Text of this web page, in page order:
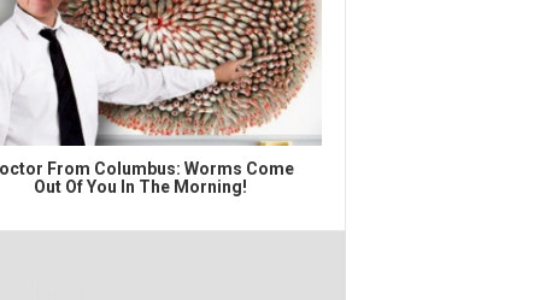
From Columbus: Worms Come
Out Of You In The Morning!